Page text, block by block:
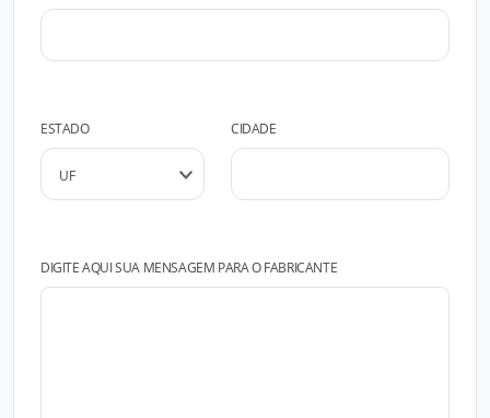
ESTADO CIDADE
DIGITE AQUI SUA MENSAGEM PARA O FABRICANTE